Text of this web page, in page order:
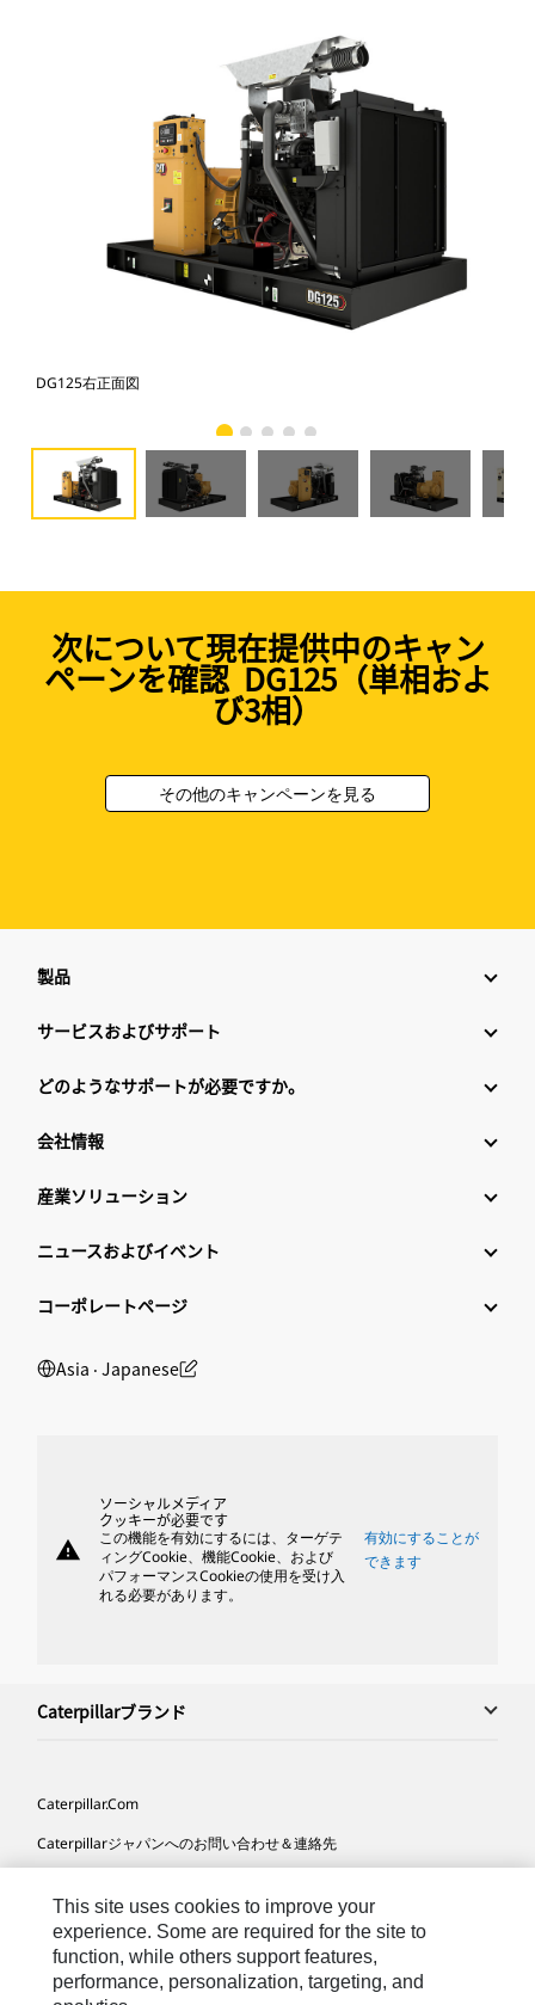
DG125右正面図
次について現在提供中のキャン
ペーンを確認 DG125（単相およ
び3相）
その他のキャンペーンを見る
製品
サービスおよびサポート
どのようなサポートが必要ですか。
会社情報
産業ソリューション
ニュースおよびイベント
コーポレートページ
Asia ‧ Japanese
warning
ソーシャルメディア
クッキーが必要です
この機能を有効にするには、ターゲテ
ィングCookie、機能Cookie、および
パフォーマンスCookieの使用を受け入
れる必要があります。
有効にすることが
できます
Caterpillarブランド
Caterpillar.com
Caterpillarジャパンへのお問い合わせ＆連絡先
サイト･マップ
Cookie Settings
This site uses cookies to improve your
experience. Some are required for the site to
function, while others support features,
performance, personalization, targeting, and